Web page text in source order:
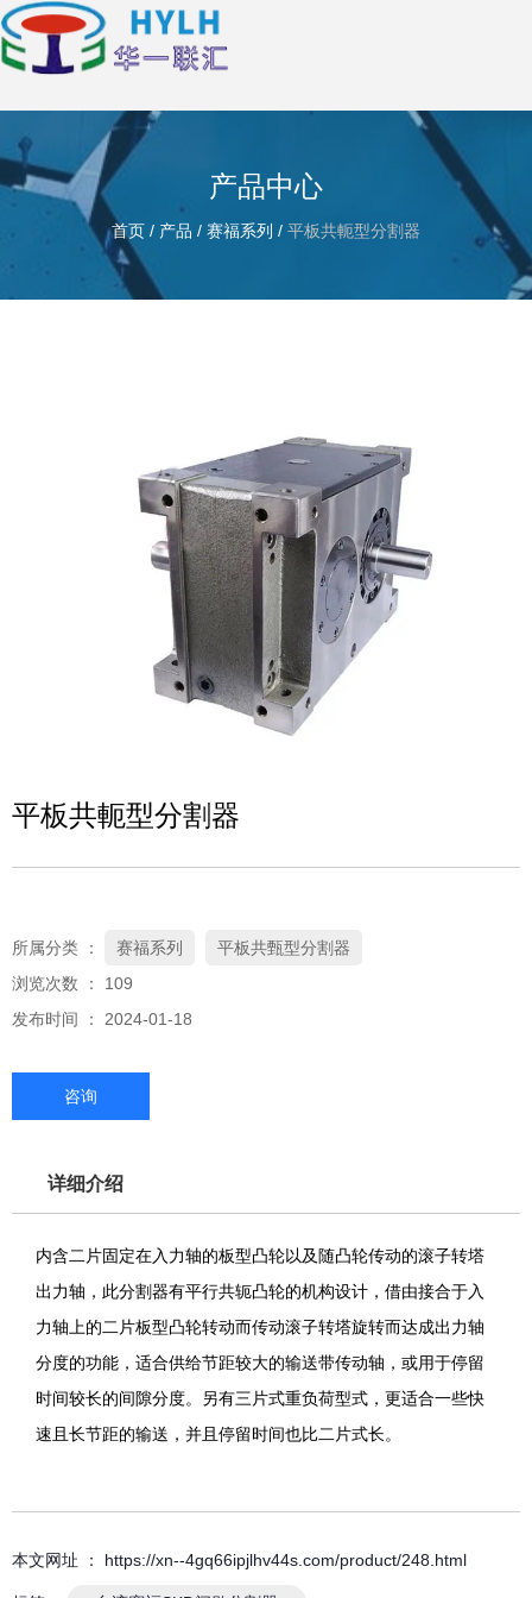
产品中心
首页 / 产品 / 赛福系列 / 平板共軛型分割器
平板共軛型分割器
所属分类 ： 赛福系列
平板共甄型分割器
浏览次数 ： 109
发布时间 ： 2024-01-18
咨询
详细介绍
内含二片固定在入力轴的板型凸轮以及随凸轮传动的滚子转塔
出力轴，此分割器有平行共轭凸轮的机构设计，借由接合于入
力轴上的二片板型凸轮转动而传动滚子转塔旋转而达成出力轴
分度的功能，适合供给节距较大的输送带传动轴，或用于停留
时间较长的间隙分度。另有三片式重负荷型式，更适合一些快
速且长节距的输送，并且停留时间也比二片式长。
本文网址 ： https://xn--4gq66ipjlhv44s.com/product/248.html